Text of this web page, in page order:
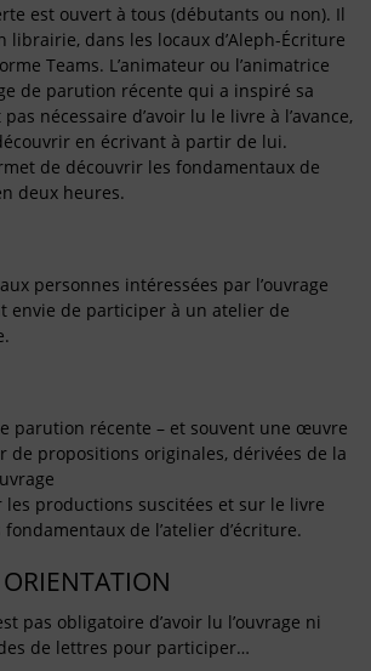
est ouvert à tous (débutants ou non). Il
librairie, dans les locaux d’Aleph-Écriture
Teams. L’animateur ou l’animatrice
de parution récente qui a inspiré sa
nécessaire d’avoir lu le livre à l’avance,
en écrivant à partir de lui.
de découvrir les fondamentaux de
deux heures.
personnes intéressées par l’ouvrage
envie de participer à un atelier de
parution récente – et souvent une œuvre
de propositions originales, dérivées de la
les productions suscitées et sur le livre
de l’atelier d’écriture.
pas obligatoire d’avoir lu l’ouvrage ni
de lettres pour participer…